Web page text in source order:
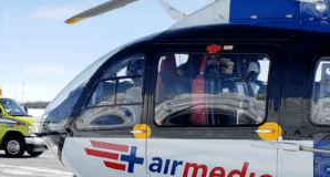
LEADERNEWS
19: Le Nombre de personnes
s’effondre le jour de l’examen
d’un État central fort à Tripoli.
plus tard, la région s’enfonce
de violences et de coups
éclaire le passé